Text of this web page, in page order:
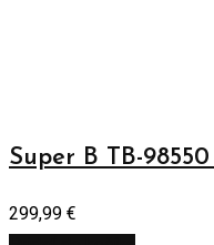
Super B TB-
299,99 €